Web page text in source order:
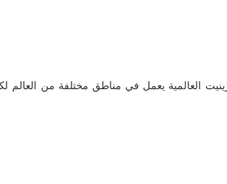
العالمية يعمل في مناطق مختلفة من